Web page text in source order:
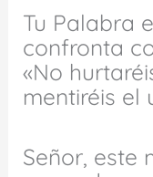
Tu Palabra
confronta
«No
mentiréis el
Señor, este